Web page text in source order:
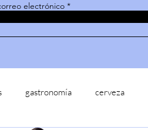
electrónico
gastronomía cerveza